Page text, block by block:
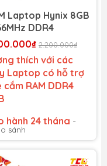
Laptop Hynix 8GB
DDR4
2.200.000₫
thích với các
Laptop có hỗ trợ
cắm RAM DDR4
hành 24 tháng -
kết bảo hành uy tín
quốc!
1 đổi 1 trong suốt thời
sánh